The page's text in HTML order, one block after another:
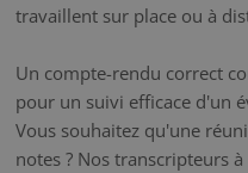
travaillent sur place ou à
Un compte-rendu correct
pour un suivi efficace d'un
Vous souhaitez qu'une
notes ? Nos transcripteurs